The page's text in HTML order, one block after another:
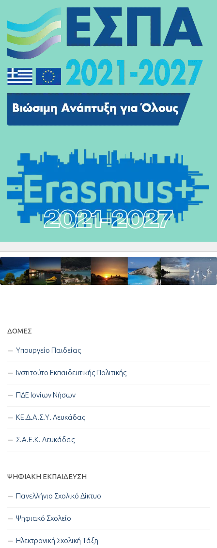
ΔΟΜΈΣ
Υπουργείο Παιδείας
Ινστιτούτο Εκπαιδευτικής Πολιτικής
ΠΔΕ Ιονίων Νήσων
ΚΕ.Δ.Α.Σ.Υ. Λευκάδας
Σ.Α.Ε.Κ. Λευκάδας
ΨΗΦΙΑΚΉ ΕΚΠΑΊΔΕΥΣΗ
Πανελλήνιο Σχολικό Δίκτυο
Ψηφιακό Σχολείο
Ηλεκτρονική Σχολική Τάξη